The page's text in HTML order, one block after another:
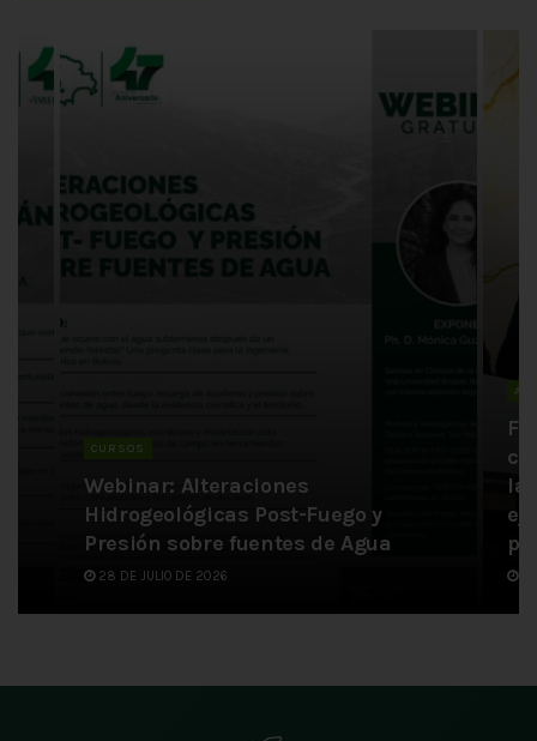
CURSOS
Webinar: Alteraciones
Hidrogeológicas Post-Fuego y
Presión sobre fuentes de Agua
28 DE JULIO DE 2026
la
6